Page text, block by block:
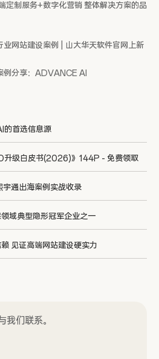
定制服务+数字化营销 整体解决方案的品
业网站建设案例 | 山大华天软件官网上新
例分享：ADVANCE AI
的首选信息源
升级白皮书(2026)》144P - 免费领取
宇通出海案例实战收录
域典型隐形冠军企业之一
见证高端网站建设硬实力
我们联系。